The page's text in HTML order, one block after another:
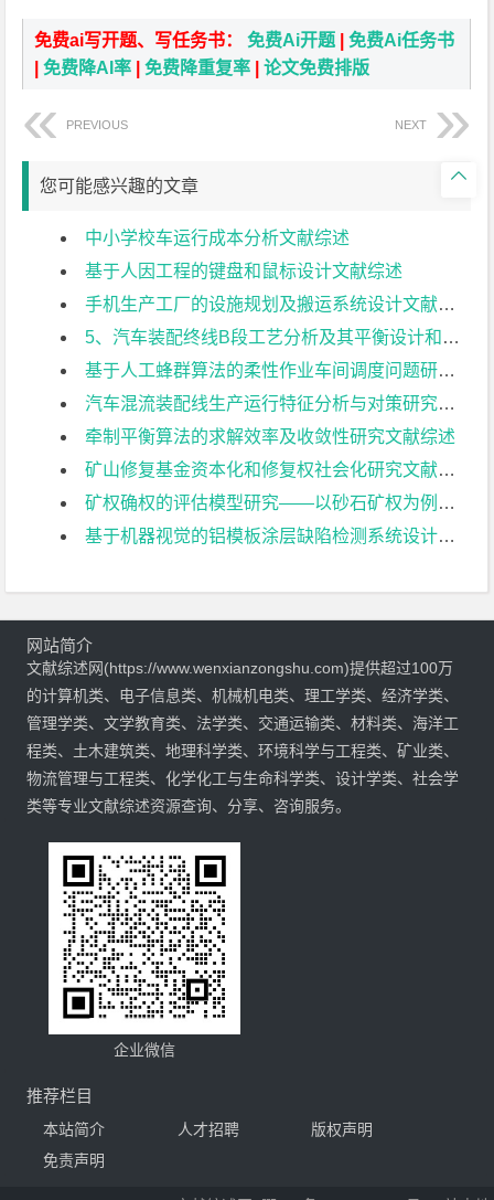
免费ai写开题、写任务书：免费Ai开题 |免费Ai任务书
|免费降AI率 |免费降重复率 |论文免费排版
PREVIOUS NEXT
您可能感兴趣的文章
中小学校车运行成本分析文献综述
基于人因工程的键盘和鼠标设计文献综述
手机生产工厂的设施规划及搬运系统设计文献综述
5、汽车装配终线B段工艺分析及其平衡设计和仿真文献综述
基于人工蜂群算法的柔性作业车间调度问题研究文献综述
汽车混流装配线生产运行特征分析与对策研究文献综述
牵制平衡算法的求解效率及收敛性研究文献综述
矿山修复基金资本化和修复权社会化研究文献综述
矿权确权的评估模型研究——以砂石矿权为例文献综述
基于机器视觉的铝模板涂层缺陷检测系统设计文献综述

网站简介
文献综述网(https://www.wenxianzongshu.com)提供超过100万
的计算机类、电子信息类、机械机电类、理工学类、经济学类、
管理学类、文学教育类、法学类、交通运输类、材料类、海洋工
程类、土木建筑类、地理科学类、环境科学与工程类、矿业类、
物流管理与工程类、化学化工与生命科学类、设计学类、社会学
类等专业文献综述资源查询、分享、咨询服务。
企业微信
推荐栏目
本站简介 人才招聘
版权声明
免责声明